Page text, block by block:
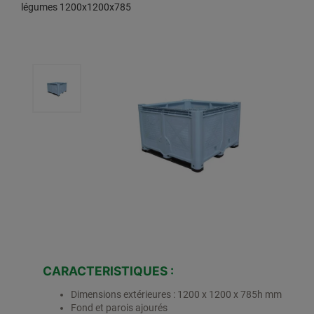
légumes 1200x1200x785
CARACTERISTIQUES :
Dimensions extérieures : 1200 x 1200 x 785h mm
Fond et parois ajourés